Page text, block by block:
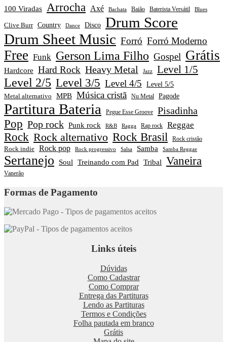
100 Viradas Arrocha Axé Bachata Baião Baterista Versátil Blues
Clive Burr Country Dance Disco Drum Score
Drum Sheet Music Forró Forró Moderno
Free Funk Gerson Lima Filho Gospel Grátis
Hardcore Hard Rock Heavy Metal Jazz Level 1/5
Level 2/5 Level 3/5 Level 4/5 Level 5/5
Metal alternativo MPB Música cristã Nu Metal Pagode
Partitura Bateria Pegue Esse Groove Pisadinha
Pop Pop rock Punk rock R&B Ragga Rap rock Reggae
Rock Rock alternativo Rock Brasil Rock cristão
Rock indie Rock pop Rock progressivo Salsa Samba Samba Reggae
Sertanejo Soul Treinando com Pad Tribal Vaneira
Vanerão
Formas de Pagamento
Links úteis
Dúvidas
Como Cadastrar
Como Comprar
Entrega das Partituras
Lendo as Partituras
Termos e Condições
Folha pautada em branco
Grátis